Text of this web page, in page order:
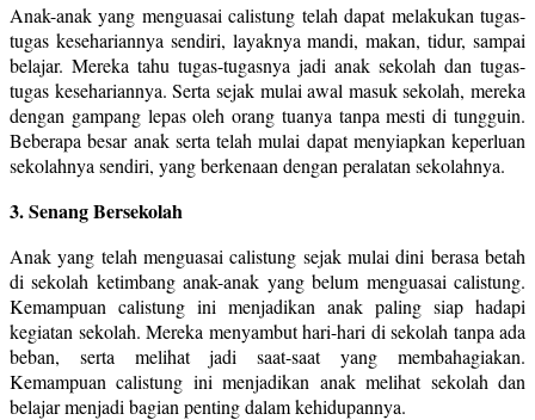
Anak-anak yang menguasai calistung telah dapat melakukan tugas-
tugas kesehariannya sendiri, layaknya mandi, makan, tidur, sampai
belajar. Mereka tahu tugas-tugasnya jadi anak sekolah dan tugas-
tugas kesehariannya. Serta sejak mulai awal masuk sekolah, mereka
dengan gampang lepas oleh orang tuanya tanpa mesti di tungguin.
Beberapa besar anak serta telah mulai dapat menyiapkan keperluan
sekolahnya sendiri, yang berkenaan dengan peralatan sekolahnya.
3. Senang Bersekolah
Anak yang telah menguasai calistung sejak mulai dini berasa betah
di sekolah ketimbang anak-anak yang belum menguasai calistung.
Kemampuan calistung ini menjadikan anak paling siap hadapi
kegiatan sekolah. Mereka menyambut hari-hari di sekolah tanpa ada
beban, serta melihat jadi saat-saat yang membahagiakan.
Kemampuan calistung ini menjadikan anak melihat sekolah dan
belajar menjadi bagian penting dalam kehidupannya.